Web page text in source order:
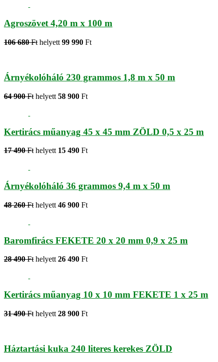
Agroszövet 4,20 m x 100 m
106 680 Ft helyett 99 990 Ft
Árnyékolóháló 230 grammos 1,8 m x 50 m
64 900 Ft helyett 58 900 Ft
Kertirács műanyag 45 x 45 mm ZÖLD 0,5 x 25 m
17 490 Fthelyett 15 490 Ft
Árnyékolóháló 36 grammos 9,4 m x 50 m
48 260 Ft helyett 46 900 Ft
Baromfirács FEKETE 20 x 20 mm 0,9 x 25 m
28 490 Ft helyett 26 490 Ft
Kertirács műanyag 10 x 10 mm FEKETE 1 x 25 m
31 490 Ft helyett 28 900 Ft
Háztartási kuka 240 literes kerekes ZÖLD